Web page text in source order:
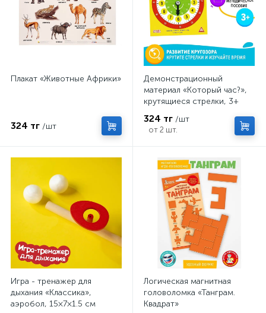
Плакат «Животные Африки»
324 тг /шт
Демонстрационный
материал «Который час?»,
крутящиеся стрелки, 3+
324 тг /шт
от 2 шт.
Игра - тренажер для
дыхания «Классика»,
аэробол, 15×7×1.5 см
Логическая магнитная
головоломка «Танграм.
Квадрат»